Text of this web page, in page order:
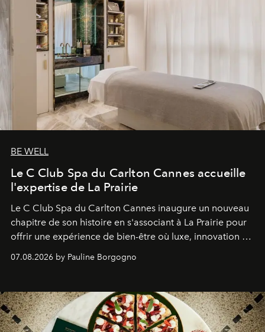
BE WELL
Le C Club Spa du Carlton Cannes accueille
l'expertise de La Prairie
Le C Club Spa du Carlton Cannes inaugure un nouveau
chapitre de son histoire en s'associant à La Prairie pour
offrir une expérience de bien-être où luxe, innovation et
07.08.2026 by Pauline Borgogno